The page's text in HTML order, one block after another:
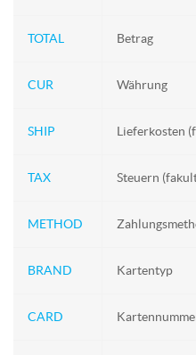
TOTAL Betrag
CUR Währung
SHIP Lieferkosten
TAX Steuern
METHOD
BRAND Kartentyp
CARD